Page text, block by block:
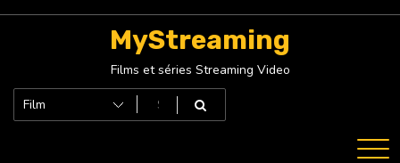
MyStreaming
Films et séries Streaming Video